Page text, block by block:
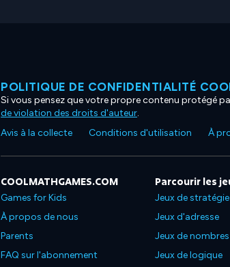
POLITIQUE DE CONFIDENTIALITÉ
Si vous pensez que votre propre contenu protégé
de violation des droits d'auteur.
Avis à la collecte
Conditions d'utilisation À
COOLMATHGAMES.COM
Games for Kids
À propos de nous
Parents
FAQ sur l'abonnement
Parcourir les
Jeux de stratégie
Jeux d'adresse
Jeux de nombres
Jeux de logique